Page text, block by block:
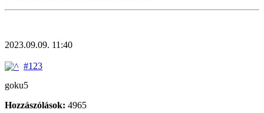
2023.09.09. 11:40
#123
goku5
Hozzászólások: 4965